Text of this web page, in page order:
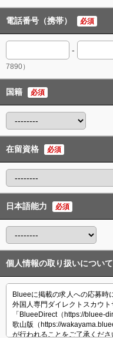
電話番号（携帯） 必須
-
7890）
国籍 必須
在留資格 必須
日本語能力 必須
個人情報の取り扱いについて